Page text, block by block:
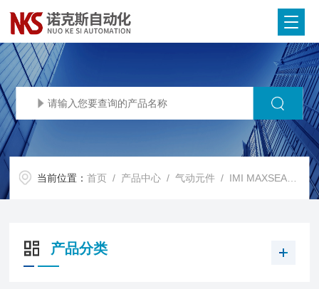
当前位置：首页 / 产品中心 /气动元件 / IMI MAXSEAL快排阀
产品分类